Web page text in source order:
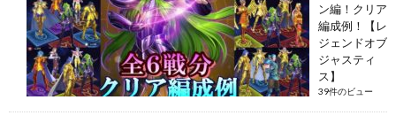
ン編！クリア
編成例！【レ
ジェンドオブ
ジャスティ
ス】
39件のビュー